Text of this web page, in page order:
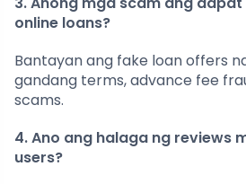
online loans?
Bantayan ang fake loan offers
gandang terms, advance fee
scams.
4. Ano ang halaga ng reviews
users?